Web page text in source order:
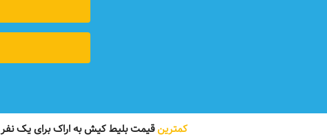
کمترینقیمت بلیط کیش به اراک برای یک نفر